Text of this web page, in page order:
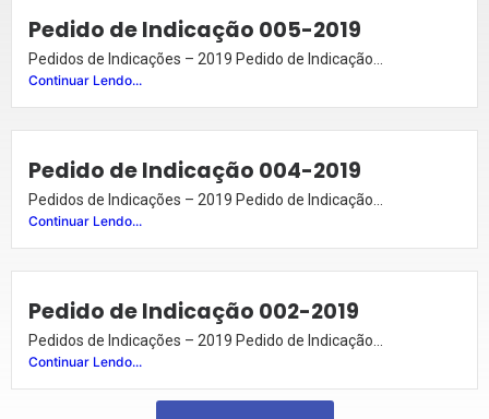
Pedido de Indicação 005-2019
Pedidos de Indicações – 2019 Pedido de Indicação...
Continuar Lendo...
Pedido de Indicação 004-2019
Pedidos de Indicações – 2019 Pedido de Indicação...
Continuar Lendo...
Pedido de Indicação 002-2019
Pedidos de Indicações – 2019 Pedido de Indicação...
Continuar Lendo...